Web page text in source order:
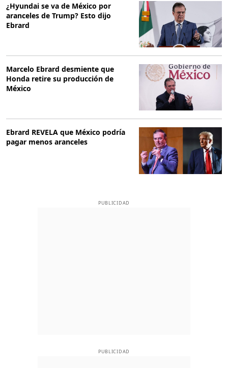
¿Hyundai se va de México por
aranceles de Trump? Esto dijo
Ebrard
Marcelo Ebrard desmiente que
Honda retire su producción de
México
Ebrard REVELA que México podría
pagar menos aranceles
PUBLICIDAD
PUBLICIDAD